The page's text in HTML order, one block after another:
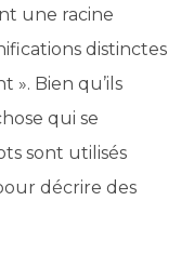
une racine
distinctes
». Bien qu’ils
qui se
sont utilisés
décrire des